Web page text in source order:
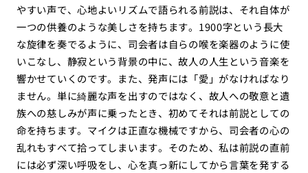
やすい声で、心地よいリズムで語られる前説は、それ自体が
一つの供養のような美しさを持ちます。1900字という長大
な旋律を奏でるように、司会者は自らの喉を楽器のように使
いこなし、静寂という背景の中に、故人の人生という音楽を
響かせていくのです。また、発声には「愛」がなければなり
ません。単に綺麗な声を出すのではなく、故人への敬意と遺
族への慈しみが声に乗ったとき、初めてそれは前説としての
命を持ちます。マイクは正直な機械ですから、司会者の心の
乱れもすべて拾ってしまいます。そのため、私は前説の直前
には必ず深い呼吸をし、心を真っ新にしてから言葉を発する